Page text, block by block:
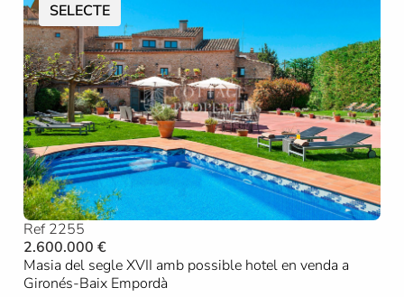
SELECTE
Ref 2255
2.600.000 €
Masia del segle XVII amb possible hotel en venda a
Gironés-Baix Empordà